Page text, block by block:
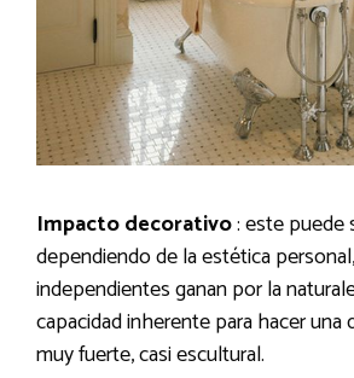
Impacto decorativo: este puede
dependiendo de la estética
independientes ganan por la
capacidad inherente para hacer una
muy fuerte, casi escultural.